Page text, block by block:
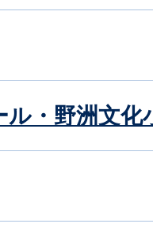
ル・野洲文化